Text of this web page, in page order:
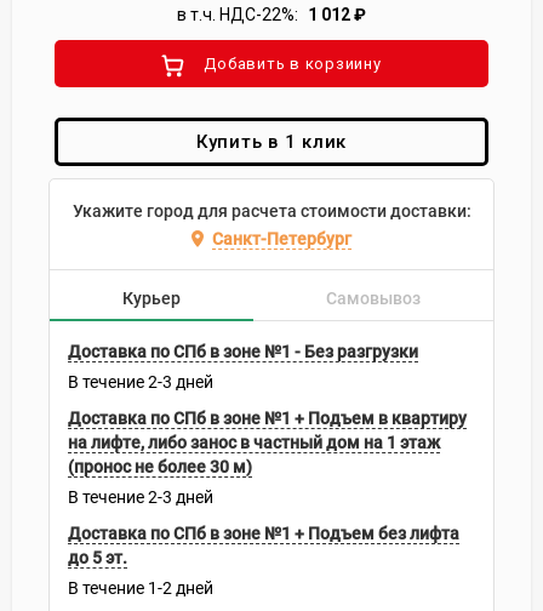
в т.ч. НДС-22%:
1 012₽
Добавить в корзиину
Купить в 1 клик
Укажите город для расчета стоимости доставки:
Санкт-Петербург
Курьер Самовывоз
Доставка по СПб в зоне №1 - Без разгрузки
В течение2-3 дней
Доставка по СПб в зоне №1 + Подъем в квартиру
на лифте, либо занос в частный дом на 1 этаж
(пронос не более 30 м)
В течение2-3 дней
Доставка по СПб в зоне №1 + Подъем без лифта
до 5 эт.
В течение 1-2 дней